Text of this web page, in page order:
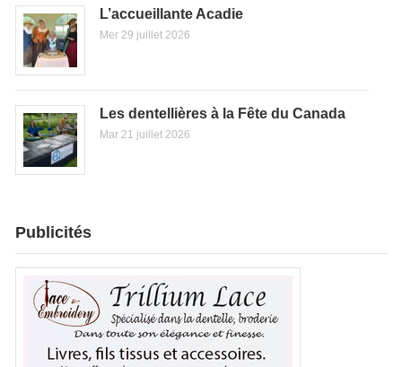
L’accueillante Acadie
Mer 29 juillet 2026
Les dentellières à la Fête du Canada
Mar 21 juillet 2026
Publicités